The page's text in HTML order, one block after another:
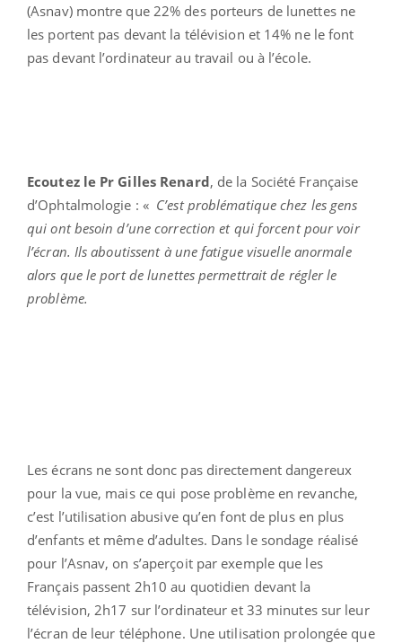
(Asnav) montre que 22% des porteurs de lunettes ne
les portent pas devant la télévision et 14% ne le font
pas devant l’ordinateur au travail ou à l’école.
Ecoutez le Pr Gilles Renard, de la Société Française
d’Ophtalmologie : « C’est problématique chez les gens
qui ont besoin d’une correction et qui forcent pour voir
l’écran. Ils aboutissent à une fatigue visuelle anormale
alors que le port de lunettes permettrait de régler le
problème.
Les écrans ne sont donc pas directement dangereux
pour la vue, mais ce qui pose problème en revanche,
c’est l’utilisation abusive qu’en font de plus en plus
d’enfants et même d’adultes. Dans le sondage réalisé
pour l’Asnav, on s’aperçoit par exemple que les
Français passent 2h10 au quotidien devant la
télévision, 2h17 sur l’ordinateur et 33 minutes sur leur
l’écran de leur téléphone. Une utilisation prolongée que